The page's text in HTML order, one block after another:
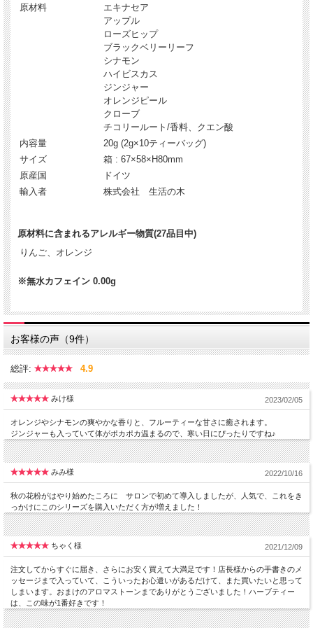
原材料
エキナセア
アップル
ローズヒップ
ブラックベリーリーフ
シナモン
ハイビスカス
ジンジャー
オレンジピール
クローブ
チコリールート/香料、クエン酸
内容量
20g (2g×10ティーバッグ)
サイズ
箱 : 67×58×H80mm
原産国
ドイツ
輸入者
株式会社 生活の木
原材料に含まれるアレルギー物質(27品目中)
りんご、オレンジ
※無水カフェイン 0.00g
お客様の声（9件）
総評: 4.9
みけ様 2023/02/05
オレンジやシナモンの爽やかな香りと、フルーティーな甘さに癒されます。
ジンジャーも入っていて体がポカポカ温まるので、寒い日にぴったりですね♪
みみ様 2022/10/16
秋の花粉がはやり始めたころに サロンで初めて導入しましたが、人気で、これをき
っかけにこのシリーズを購入いただく方が増えました！
ちゃく様 2021/12/09
注文してからすぐに届き、さらにお安く買えて大満足です！店長様からの手書きのメ
ッセージまで入っていて、こういったお心遣いがあるだけて、また買いたいと思って
しまいます。おまけのアロマストーンまでありがとうございました！ハーブティー
は、この味が1番好きです！